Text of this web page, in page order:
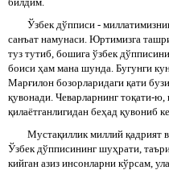
Ўзбек дўпписи -
санъат намунаси. Юртимизга
туз тутиб, бошига ўзбек
боиси ҳам мана шунда. Бугунги
Марғилон бозорларидаги қати
қувонади. Чеварларнинг тоқати-ю,
қилаётганлигидан беҳад қувониб
Мустақиллик миллий қадрият
Ўзбек дўпписининг шуҳрати,
кийган азиз инсонларни кўрсам,